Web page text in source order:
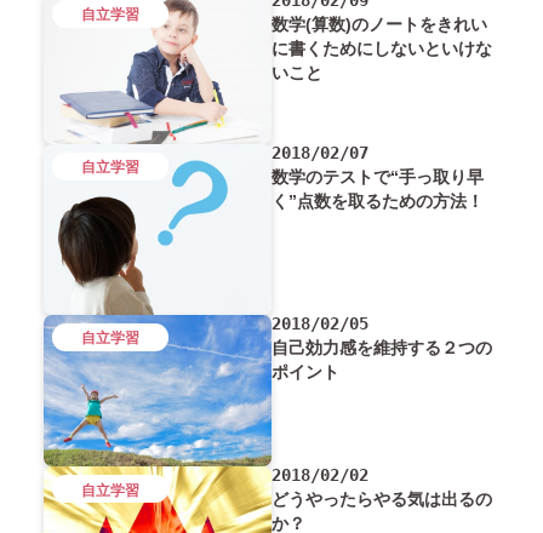
数学(算数)のノートをきれい
に書くためにしないといけな
いこと
自立学習
2018/02/07
数学のテストで“手っ取り早
く”点数を取るための方法！
自立学習
2018/02/05
自己効力感を維持する２つの
ポイント
自立学習
2018/02/02
どうやったらやる気は出るの
か？
自立学習